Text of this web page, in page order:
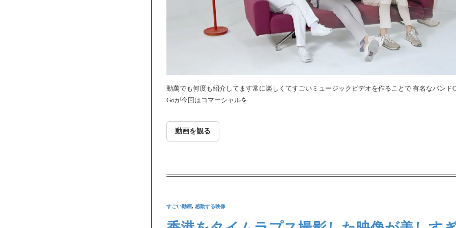
動萬でも何度も紹介してます常に楽しくてすごいミュージックビデオを作ることで 有名なバンド
Goが今回はコマーシャルを
動画を観る
すごい動画, 感動する映像